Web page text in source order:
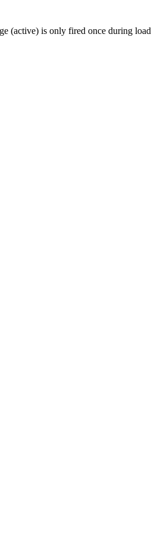
(active) is only fired once during load